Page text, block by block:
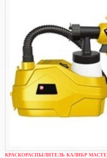
КРАСКОРАСПЫЛИТЕЛЬ КАЛИБР МАСТЕР